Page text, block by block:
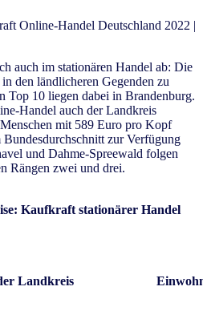
Online-Handel Deutschland 2022 |
auch im stationären Handel ab: Die
den ländlicheren Gegenden zu
Top 10 liegen dabei in Brandenburg.
Handel auch der Landkreis
mit 589 Euro pro Kopf
Bundesdurchschnitt zur Verfügung
und Dahme-Spreewald folgen
Rängen zwei und drei.
Kaufkraft stationärer Handel
Landkreis